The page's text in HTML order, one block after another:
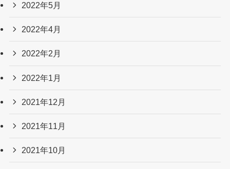
2022年5月
2022年4月
2022年2月
2022年1月
2021年12月
2021年11月
2021年10月